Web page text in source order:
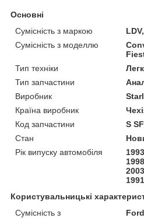
Основні
Сумісність з маркою
Сумісність з моделлю
Тип техніки
Тип запчастини
Виробник
Країна виробник
Код запчастини
S
Стан
Рік випуску автомобіля
Користувальницькі
Сумісність з